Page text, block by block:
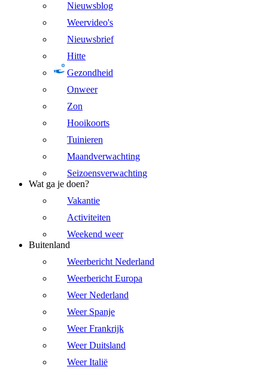
Nieuwsblog
Weervideo's
Nieuwsbrief
Hitte
Gezondheid
Onweer
Zon
Hooikoorts
Tuinieren
Maandverwachting
Seizoensverwachting
Wat ga je doen?
Vakantie
Activiteiten
Weekend weer
Buitenland
Weerbericht Nederland
Weerbericht Europa
Weer Nederland
Weer Spanje
Weer Frankrijk
Weer Duitsland
Weer Italië